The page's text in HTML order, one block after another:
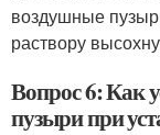
воздушные
раствору
Вопрос 6: Как
пузыри при